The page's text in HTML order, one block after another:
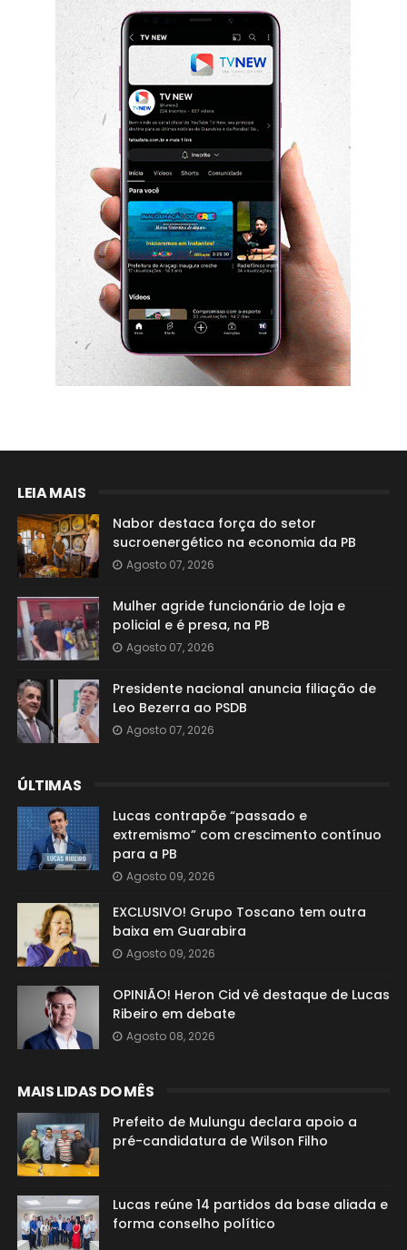
LEIA MAIS
Nabor destaca força do setor
sucroenergético na economia da PB
Agosto 07, 2026
Mulher agride funcionário de loja e
policial e é presa, na PB
Agosto 07, 2026
Presidente nacional anuncia filiação de
Leo Bezerra ao PSDB
Agosto 07, 2026
ÚLTIMAS
Lucas contrapõe “passado e
extremismo” com crescimento contínuo
para a PB
Agosto 09, 2026
EXCLUSIVO! Grupo Toscano tem outra
baixa em Guarabira
Agosto 09, 2026
OPINIÃO! Heron Cid vê destaque de Lucas
Ribeiro em debate
Agosto 08, 2026
MAIS LIDAS DO MÊS
Prefeito de Mulungu declara apoio a
pré-candidatura de Wilson Filho
Lucas reúne 14 partidos da base aliada e
forma conselho político